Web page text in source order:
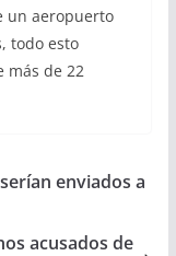
un aeropuerto
todo esto
más de 22
enviados a
acusados de